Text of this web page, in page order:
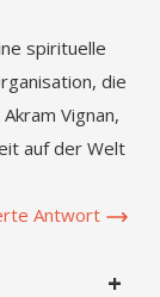
spirituelle
die
Vignan,
auf der Welt
Antwort